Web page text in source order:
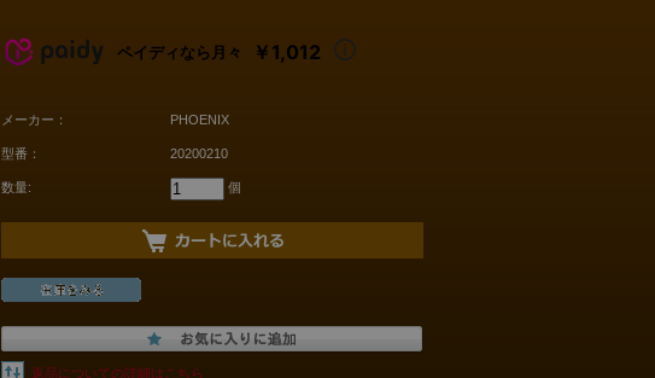
ペイディなら月々 ￥1,012
メーカー： PHOENIX
型番： 20200210
数量: 個
返品についての詳細はこちら